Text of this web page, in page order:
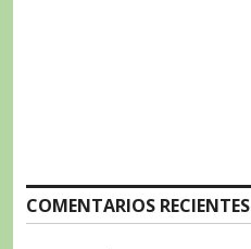
COMENTARIOS RECIENTES